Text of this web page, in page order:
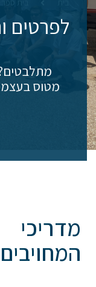
בית ספר
לפרטים
מתלבטים?
מטוס